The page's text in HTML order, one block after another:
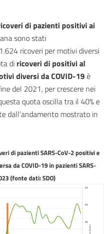
di pazienti positivi ai
sono stati
ricoveri per motivi diversi
di ricoveri di positivi al
diversi da COVID-19è
del 2021, per crescere nei
quota oscilla tra il 40% e
dall’andamento mostrato in
di pazienti SARS-CoV-2 positivi e
da COVID-19 in pazienti SARS-
(fonte dati: SDO)